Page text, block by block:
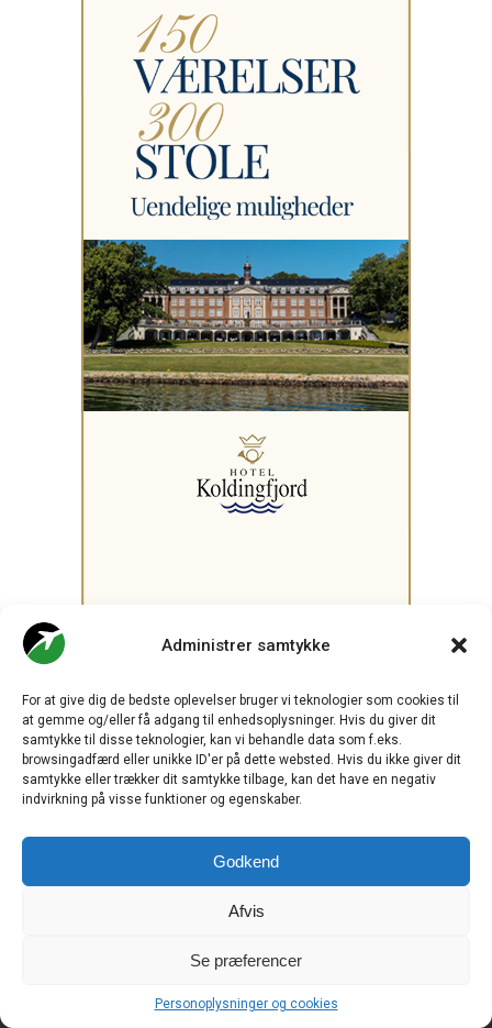
Administrer samtykke
For at give dig de bedste oplevelser bruger vi teknologier som cookies til
at gemme og/eller få adgang til enhedsoplysninger. Hvis du giver dit
samtykke til disse teknologier, kan vi behandle data som f.eks.
browsingadfærd eller unikke ID'er på dette websted. Hvis du ikke giver dit
samtykke eller trækker dit samtykke tilbage, kan det have en negativ
indvirkning på visse funktioner og egenskaber.
Godkend
Afvis
Se præferencer
Personoplysninger og cookies
.
CHECK-IN.DKer Skandinaviens førende digitale branchemedie
om luftfart og drives afTravelmedia Nordic ApS.
Ansvarshavende redaktør:
Ole Kirchert Christensen
Danny Longhi Andreasen
salg@travelmedianordic.com
Vi tager ansvar for indholdet og er tilmeldt